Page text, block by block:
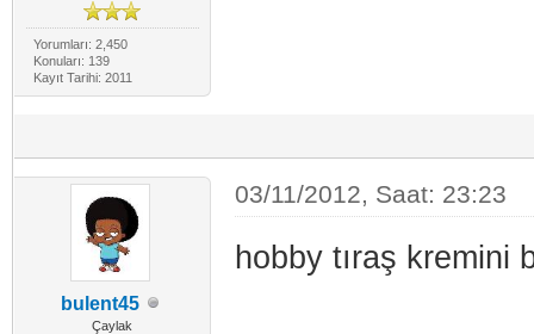
Yorumları: 2,450
Konuları: 139
Kayıt Tarihi: 2011
bulent45
Çaylak
03/11/2012, Saat: 23:23
hobby tıraş